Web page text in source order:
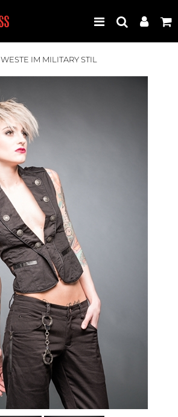
Neuheiten
Frauen
Männer
Plus Size
Store Leipzig
Accessoires
Sale
Gutscheine
WESTE IM MILITARY STIL